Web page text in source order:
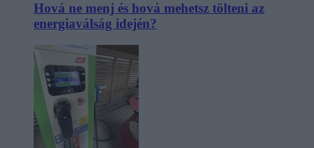
Hová ne menj és hová mehetsz tölteni az
energiaválság idején?